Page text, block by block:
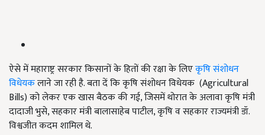
ऐसे में महाराष्ट्र सरकार किसानों के हितों की रक्षा के लिएकृषि संशोधन
विधेयकलाने जा रही है. बता दें कि कृषि संशोधन विधेयक (Agricultural
Bills) को लेकर एक खास बैठक की गई, जिसमें थोरात के अलावा कृषि मंत्री
दादाजी भुसे, सहकार मंत्री बालासाहेब पाटील, कृषि व सहकार राज्यमंत्री डॉ.
विश्वजीत कदम शामिल थे.